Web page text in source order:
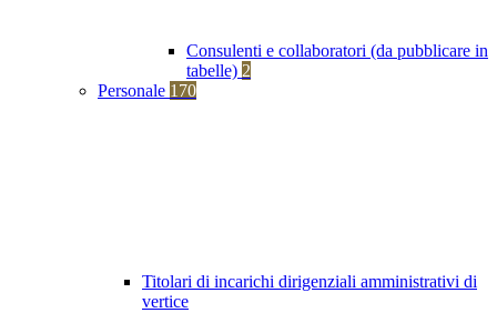
Consulenti e collaboratori (da pubblicare in
tabelle) 2
Personale 170
Titolari di incarichi dirigenziali amministrativi di
vertice